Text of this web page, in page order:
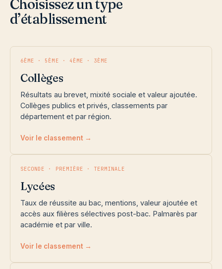
Choisissez un type
d’établissement
6ÈME · 5ÈME · 4ÈME · 3ÈME
Collèges
Résultats au brevet, mixité sociale et valeur ajoutée.
Collèges publics et privés, classements par
département et par région.
Voir le classement →
SECONDE · PREMIÈRE · TERMINALE
Lycées
Taux de réussite au bac, mentions, valeur ajoutée et
accès aux filières sélectives post-bac. Palmarès par
académie et par ville.
Voir le classement →